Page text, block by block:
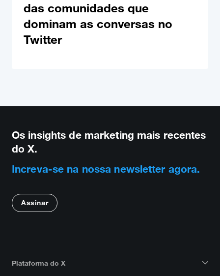
das comunidades que
dominam as conversas no
Twitter
Os insights de marketing mais recentes
do X.
Increva-se na nossa newsletter agora.
Assinar
Plataforma do X